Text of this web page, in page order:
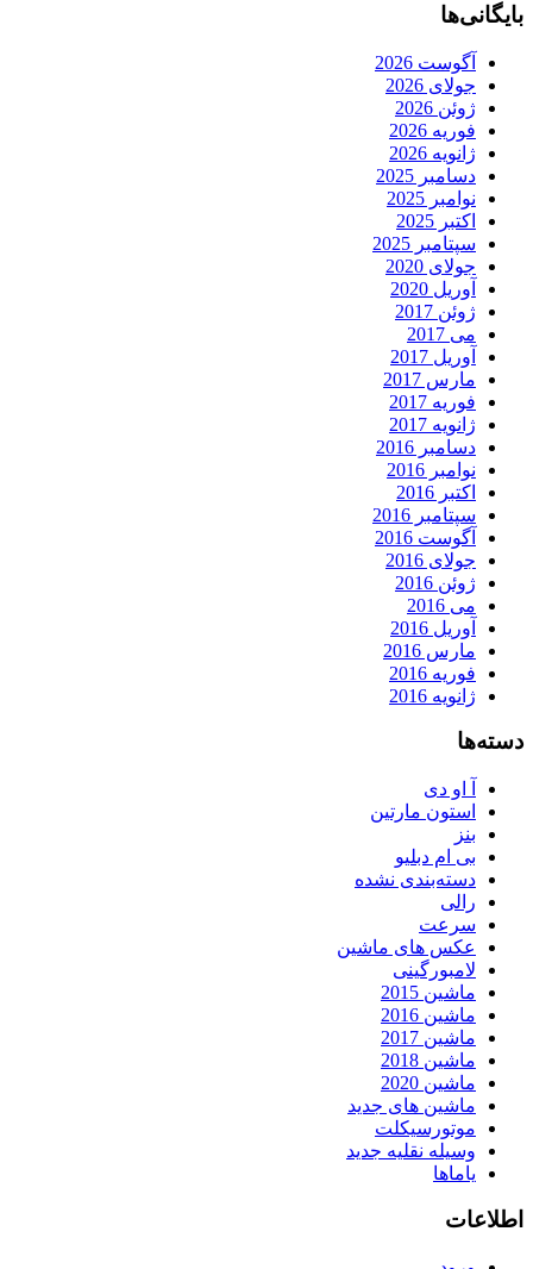
بایگانی‌ها
آگوست 2026
جولای 2026
ژوئن 2026
فوریه 2026
ژانویه 2026
دسامبر 2025
نوامبر 2025
اکتبر 2025
سپتامبر 2025
جولای 2020
آوریل 2020
ژوئن 2017
می 2017
آوریل 2017
مارس 2017
فوریه 2017
ژانویه 2017
دسامبر 2016
نوامبر 2016
اکتبر 2016
سپتامبر 2016
آگوست 2016
جولای 2016
ژوئن 2016
می 2016
آوریل 2016
مارس 2016
فوریه 2016
ژانویه 2016
دسته‌ها
آ او دی
استون مارتین
بنز
بی ام دبلیو
دسته‌بندی نشده
رالی
سرعت
عکس های ماشین
لامبورگینی
ماشین 2015
ماشین 2016
ماشین 2017
ماشین 2018
ماشین 2020
ماشین های جدید
موتورسیکلت
وسیله نقلیه جدید
یاماها
اطلاعات